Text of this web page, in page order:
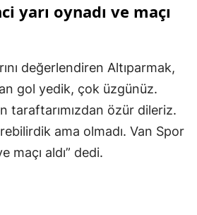
yarı oynadı ve maçı
değerlendiren Altıparmak,
gol yedik, çok üzgünüz.
taraftarımızdan özür dileriz.
ama olmadı. Van Spor
maçı aldı” dedi.